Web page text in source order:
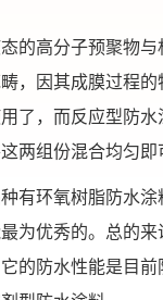
的高分子预聚物
，因其成膜过程
了，而反应型防
两组份混合均匀即
有环氧树脂防水
为优秀的。总的
的防水性能是目